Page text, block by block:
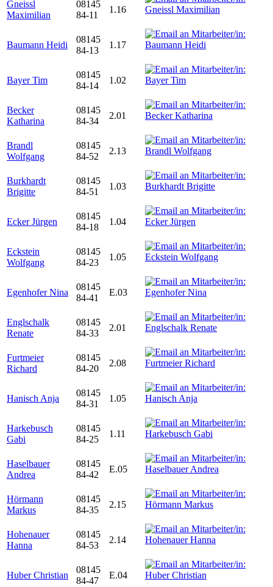
Gneissl
Maximilian
08145
84-11
1.16
Baumann Heidi
08145
84-13
1.17
Bayer Tim
08145
84-14
1.02
Becker
Katharina
08145
84-34
2.01
Brandl
Wolfgang
08145
84-52
2.13
Burkhardt
Brigitte
08145
84-51
1.03
Ecker Jürgen
08145
84-18
1.04
Eckstein
Wolfgang
08145
84-23
1.05
Egenhofer Nina
08145
84-41
E.03
Englschalk
Renate
08145
84-33
2.01
Furtmeier
Richard
08145
84-20
2.08
Hanisch Anja
08145
84-31
1.05
Harkebusch
Gabi
08145
84-25
1.11
Haselbauer
Andrea
08145
84-42
E.05
Hörmann
Markus
08145
84-35
2.15
Hohenauer
Hanna
08145
84-53
2.14
Huber Christian
08145
84-47
E.04